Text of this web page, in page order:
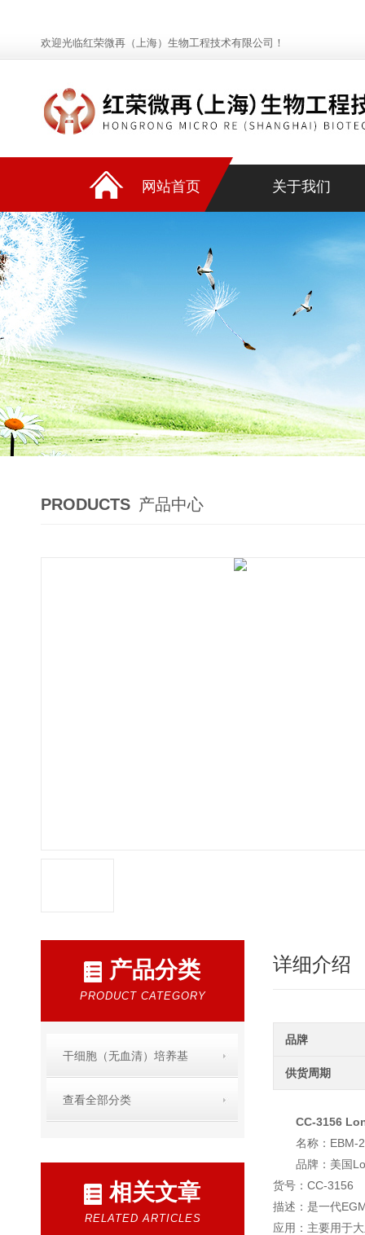
欢迎光临红荣微再（上海）生物工程技术有限公司！
网站首页 关于我们
PRODUCTS 产品中心
产品分类
PRODUCT CATEGORY
干细胞（无血清）培养基
查看全部分类
相关文章
RELATED ARTICLES
详细介绍
品牌
供货周期
CC-3156
名称：EBM-
品牌：美国
货号：CC-3156
描述：是一代
应用：主要用于